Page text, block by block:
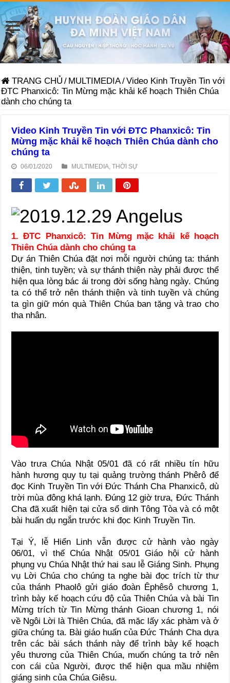
TRANG CHỦ / MULTIMEDIA/Video Kinh Truyền Tin với
ĐTC Phanxicô: Tin Mừng mặc khải kế hoạch Thiên Chúa
dành cho chúng ta
Video Kinh Truyền Tin với ĐTC Phanxicô: Tin
Mừng mặc khải kế hoạch Thiên Chúa dành cho
chúng ta
06/01/2020 MULTIMEDIA ,THỜI SỰ
1. ĐTC Phanxicô: Tin Mừng mặc khải kế hoạch
Thiên Chúa dành cho chúng ta
Dự án Thiên Chúa đặt nơi mỗi người chúng ta: thánh
thiện, tinh tuyền; và sự thánh thiện này phải được thể
hiện qua lòng bác ái trong đời sống hàng ngày. Chúng
ta có thể trở nên thánh thiện và tinh tuyền và chúng
ta gìn giữ món quà Thiên Chúa ban tặng và trao cho
tha nhân.
Vào trưa Chúa Nhật 05/01 đã có rất nhiều tín hữu
hành hương quy tụ tại quảng trường thánh Phêrô để
đọc Kinh Truyền Tin với Đức Thánh Cha Phanxicô, dù
trời mùa đông khá lạnh. Đúng 12 giờ trưa, Đức Thánh
Cha đã xuất hiện tại cửa sổ dinh Tông Tòa và có một
bài huấn dụ ngắn trước khi đọc Kinh Truyền Tin.
Tại Ý, lễ Hiển Linh vẫn được cử hành vào ngày
06/01, vì thế Chúa Nhật 05/01 Giáo hội cử hành
phụng vụ Chúa Nhật thứ hai sau lễ Giáng Sinh. Phụng
vụ Lời Chúa cho chúng ta nghe bài đọc trích từ thư
của thánh Phaolô gửi giáo đoàn Êphêsô chương 1,
trình bày kế hoạch cứu độ của Thiên Chúa và bài Tin
Mừng trích từ Tin Mừng thánh Gioan chương 1, nói
về Ngôi Lời là Thiên Chúa, đã mặc lấy xác phàm và ở
giữa chúng ta. Bài giáo huấn của Đức Thánh Cha dựa
trên các bài sách thánh này để trình bày kế hoạch
yêu thương của Thiên Chúa, muốn chúng ta trở nên
con cái của Người, được thể hiện qua mầu nhiệm
giáng sinh của Chúa Giêsu.